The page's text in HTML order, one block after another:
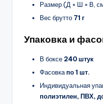
Размер (Д × Ш × В,
Вес брутто 71 г
Упаковка и
В боксе 240 штук
Фасовкапо 1 шт.
Индивидуальная
полиэтилен, ПВХ,